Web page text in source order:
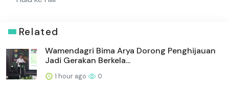
Related
Wamendagri Bima Arya Dorong Penghijauan
Jadi Gerakan Berkela...
1 hour ago 0